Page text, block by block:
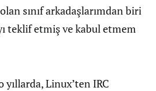
sınıf arkadaşlarımdan biri
teklif etmiş ve kabul etmem
yıllarda, Linux’ten IRC